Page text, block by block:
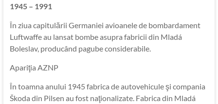
1945 – 1991
În ziua capitulării Germaniei avioanele de bombardament
Luftwaffe au lansat bombe asupra fabricii din Mladá
Boleslav, producând pagube considerabile.
Apariţia AZNP
În toamna anului 1945 fabrica de autovehicule şi compania
Škoda din Pilsen au fost naţionalizate. Fabrica din Mladá